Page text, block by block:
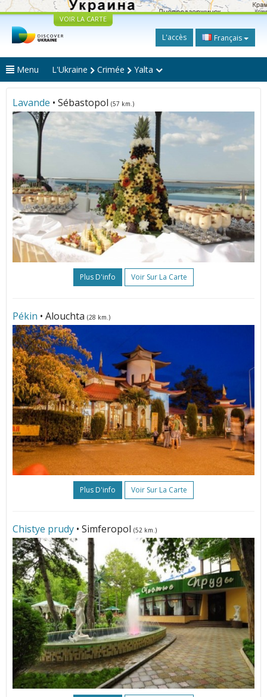
VOIR LA CARTE
L'accès Français
Menu L'Ukraine Crimée Yalta
Lavande • Sébastopol (57 km.)
Plus D'info Voir Sur La Carte
Pékin • Alouchta (28 km.)
Plus D'info Voir Sur La Carte
Chistye prudy • Simferopol (52 km.)